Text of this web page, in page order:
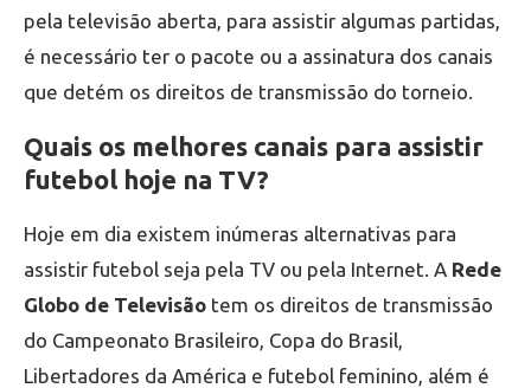
pela televisão aberta, para assistir algumas partidas,
é necessário ter o pacote ou a assinatura dos canais
que detém os direitos de transmissão do torneio.
Quais os melhores canais para assistir
futebol hoje na TV?
Hoje em dia existem inúmeras alternativas para
assistir futebol seja pela TV ou pela Internet. A Rede
Globo de Televisão tem os direitos de transmissão
do Campeonato Brasileiro, Copa do Brasil,
Libertadores da América e futebol feminino, além é